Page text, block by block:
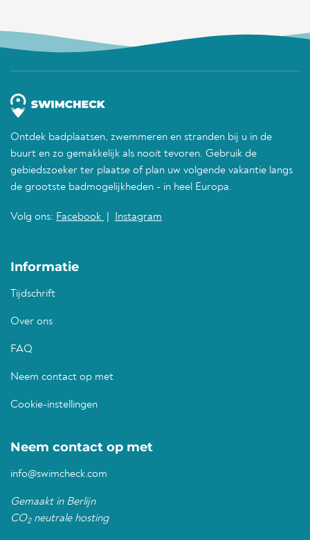
Ontdek badplaatsen, zwemmeren en stranden bij u in de
buurt en zo gemakkelijk als nooit tevoren. Gebruik de
gebiedszoeker ter plaatse of plan uw volgende vakantie langs
de grootste badmogelijkheden - in heel Europa.
Volg ons: Facebook Instagram
Informatie
Tijdschrift
Over ons
FAQ
Neem contact op met
Cookie-instellingen
Neem contact op met
info@swimcheck.com
Gemaakt in Berlijn
CO2neutrale hosting